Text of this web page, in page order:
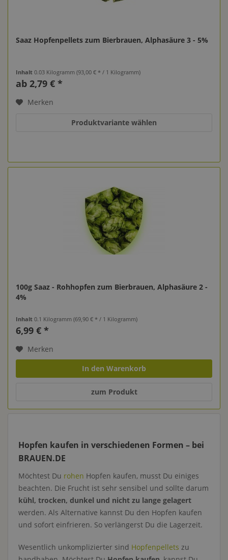
Saaz Hopfenpellets zum Bierbrauen, Alphasäure 3 - 5%
Inhalt0.03 Kilogramm(93,00 € * / 1 Kilogramm)
ab 2,79 € *
Merken
Produktvariante wählen
100g Saaz - Rohhopfen zum Bierbrauen, Alphasäure 2 -
4%
Inhalt0.1 Kilogramm(69,90 € * / 1 Kilogramm)
6,99 € *
Merken
In den Warenkorb
zum Produkt
Hopfen kaufen in verschiedenen Formen – bei
BRAUEN.DE
Möchtest Du rohen Hopfen kaufen, musst Du einiges
beachten. Die Frucht ist sehr sensibel und sollte darum
kühl, trocken, dunkel und nicht zu lange gelagert
werden. Als Alternative kannst Du den Hopfen kaufen
und sofort einfrieren. So verlängerst Du die Lagerzeit.
Wesentlich unkomplizierter sind Hopfenpellets zu